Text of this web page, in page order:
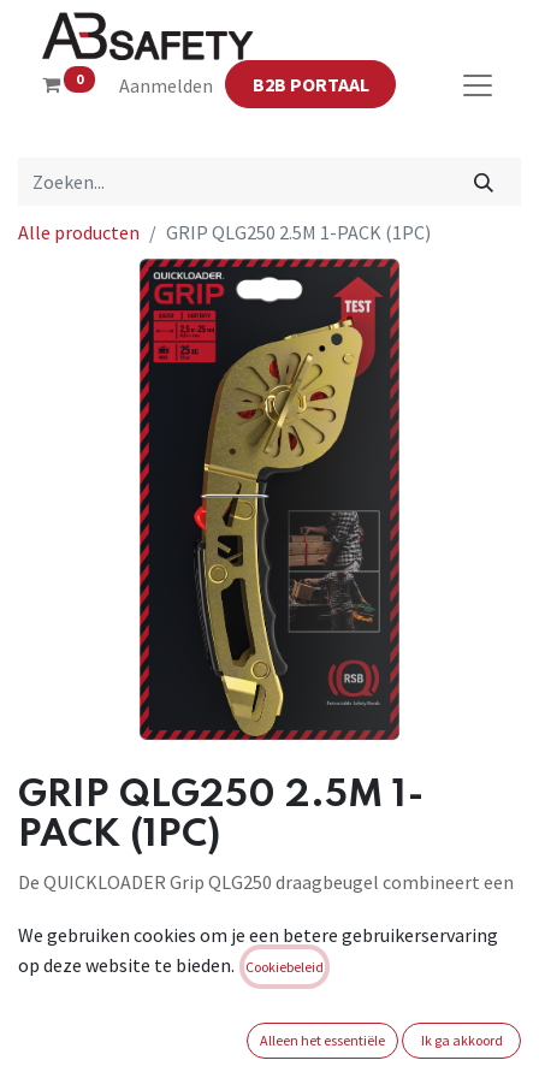
0 Aanmelden B2B PORTAAL
Alle producten GRIP QLG250 2.5M 1-PACK (1PC)
GRIP QLG250 2.5M 1-
PACK (1PC)
De QUICKLOADER Grip QLG250 draagbeugel combineert een
sterke zelfoprollende band.
De mogelijkheden zijn grenzeloos: gereedschapskisten of
boomstammen en hout, het verplaatsen van aankopen van
en naar uw auto, bevestigen van uitrusting aan uw boot.
We gebruiken cookies om je een betere gebruikerservaring
op deze website te bieden.
Cookiebeleid
Alleen het essentiële Ik ga akkoord